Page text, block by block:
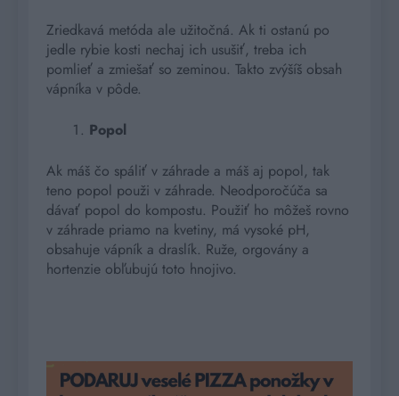
Zriedkavá metóda ale užitočná. Ak ti ostanú po
jedle rybie kosti nechaj ich usušiť, treba ich
pomlieť a zmiešať so zeminou. Takto zvýšíš obsah
vápníka v pôde.
Popol
Ak máš čo spáliť v záhrade a máš aj popol, tak
teno popol použi v záhrade. Neodporočúča sa
dávať popol do kompostu. Použiť ho môžeš rovno
v záhrade priamo na kvetiny, má vysoké pH,
obsahuje vápník a draslík. Ruže, orgovány a
hortenzie obľubujú toto hnojivo.